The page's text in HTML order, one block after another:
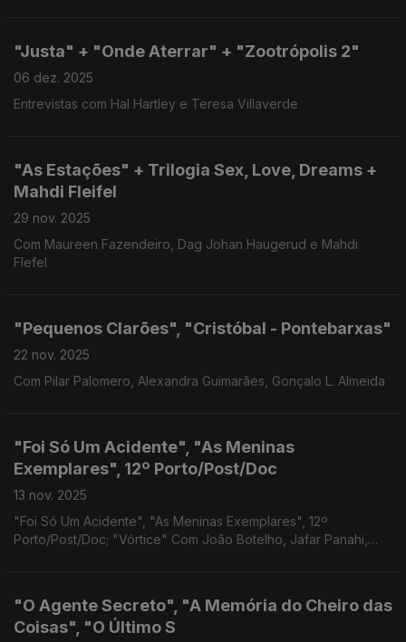
"Justa" + "Onde Aterrar" + "Zootrópolis 2"
06 dez. 2025
Entrevistas com Hal Hartley e Teresa Villaverde
"As Estações" + Trilogia Sex, Love, Dreams +
Mahdi Fleifel
29 nov. 2025
Com Maureen Fazendeiro, Dag Johan Haugerud e Mahdi
Flefel
"Pequenos Clarões", "Cristóbal - Pontebarxas"
22 nov. 2025
Com Pilar Palomero, Alexandra Guimarães, Gonçalo L. Almeida
"Foi Só Um Acidente", "As Meninas
Exemplares", 12º Porto/Post/Doc
13 nov. 2025
"Foi Só Um Acidente", "As Meninas Exemplares", 12º
Porto/Post/Doc; "Vórtice" Com João Botelho, Jafar Panahi,
"O Agente Secreto", "A Memória do Cheiro das
Coisas", "O Último S